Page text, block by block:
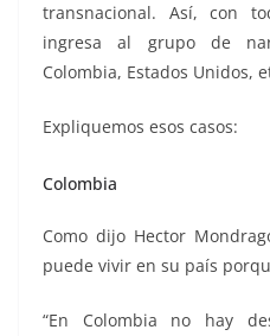
transnacional. Así, con
ingresa al grupo de
Colombia, Estados Unidos,
Expliquemos esos casos:
Colombia
Como dijo Hector
puede vivir en su país
“En Colombia no hay